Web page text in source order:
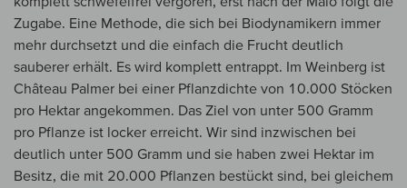
Zugabe. Eine Methode, die sich bei Biodynamikern immer
mehr durchsetzt und die einfach die Frucht deutlich
sauberer erhält. Es wird komplett entrappt. Im Weinberg ist
Château Palmer bei einer Pflanzdichte von 10.000 Stöcken
pro Hektar angekommen. Das Ziel von unter 500 Gramm
pro Pflanze ist locker erreicht. Wir sind inzwischen bei
deutlich unter 500 Gramm und sie haben zwei Hektar im
Besitz, die mit 20.000 Pflanzen bestückt sind, bei gleichem